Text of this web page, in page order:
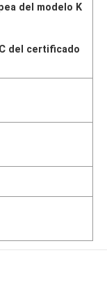
del modelo K
del certificado